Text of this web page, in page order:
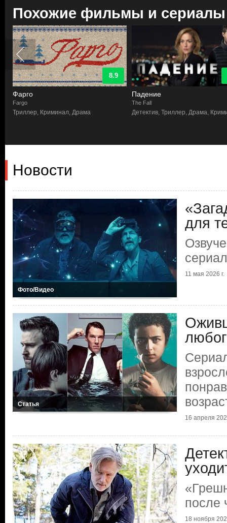
Похожие фильмы и сериалы
8.9
Фарго
Fargo
Триллер, Криминал, Драма
Падение
The Fall
Детектив, Триллер, Драма,
Новости
Фото/Видео
для
11 мая 2026 г.
Статья
16 апреля
после
18 ноября